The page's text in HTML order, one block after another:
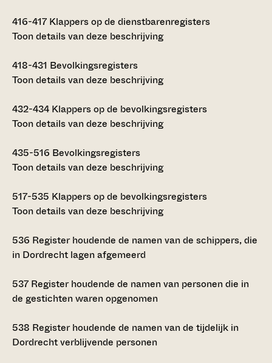
416-417 Klappers op de dienstbarenregisters
Toon details van deze beschrijving
418-431 Bevolkingsregisters
Toon details van deze beschrijving
432-434 Klappers op de bevolkingsregisters
Toon details van deze beschrijving
435-516 Bevolkingsregisters
Toon details van deze beschrijving
517-535 Klappers op de bevolkingsregisters
Toon details van deze beschrijving
536 Register houdende de namen van de schippers, die
in Dordrecht lagen afgemeerd
537 Register houdende de namen van personen die in
de gestichten waren opgenomen
538 Register houdende de namen van de tijdelijk in
Dordrecht verblijvende personen